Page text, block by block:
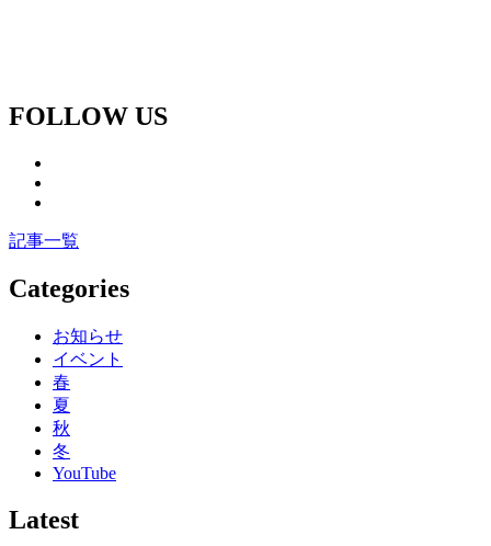
FOLLOW US
記事一覧
Categories
お知らせ
イベント
春
夏
秋
冬
YouTube
Latest